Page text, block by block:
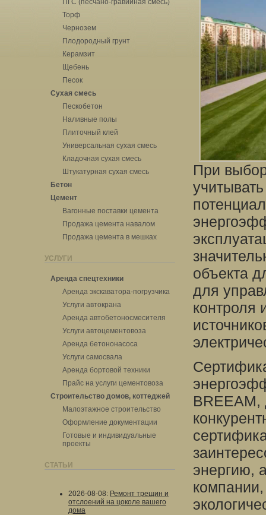
ПГС (песчано-гравийная смесь)
Торф
Чернозем
Плодородный грунт
Керамзит
Щебень
Песок
Сухая смесь
Пескобетон
Наливные полы
Плиточный клей
Универсальная сухая смесь
Кладочная сухая смесь
Штукатурная сухая смесь
Бетон
Цемент
Вагонные поставки цемента
Продажа цемента навалом
Продажа цемента в мешках
УСЛУГИ
Аренда спецтехники
Аренда экскаватора-погрузчика
Услуги автокрана
Аренда автобетоносмесителя
Услуги автоцементовоза
Аренда бетононасоса
Услуги самосвала
Аренда бортовой техники
Прайс на услуги цементовоза
Строительство домов, коттеджей
Малоэтажное строительство
Оформление документации
Готовые и индивидуальные
проекты
СТАТЬИ
2026-08-08: Ремонт трещин и
отслоений на цоколе вашего
дома
При
объекта
для
контроля
BREEAM,
энергию,